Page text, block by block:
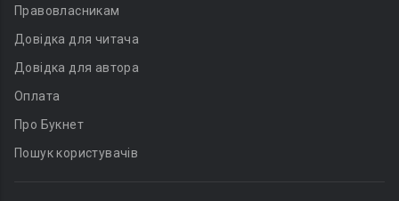
Правовласникам
Довідка для читача
Довідка для автора
Оплата
Про Букнет
Пошук користувачів